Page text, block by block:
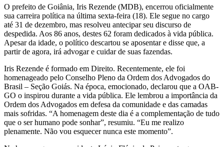
O prefeito de Goiânia, Iris Rezende (MDB), encerrou oficialmente
sua carreira política na última sexta-feira (18). Ele segue no cargo
até 31 de dezembro, mas resolveu antecipar seu discurso de
despedida. Aos 86 anos, destes 62 foram dedicados à vida pública.
Apesar da idade, o político descartou se aposentar e disse que, a
partir de agora, irá advogar e cuidar de suas fazendas.
Iris Rezende é formado em Direito. Recentemente, ele foi
homenageado pelo Conselho Pleno da Ordem dos Advogados do
Brasil – Seção Goiás. Na época, emocionado, declarou que a OAB-
GO o inspirou durante a vida pública. Ele lembrou a importância da
Ordem dos Advogados em defesa da comunidade e das camadas
mais sofridas. “A homenagem deste dia é a complementação de tudo
que o ser humano pode sonhar”, resumiu. “Eu me realizo
plenamente. Não vou esquecer nunca este momento”.